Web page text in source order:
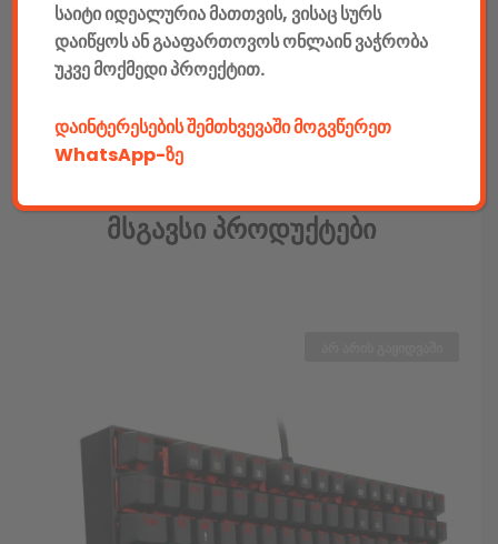
Facebook კომენტარები
Მსგავსი Პროდუქტები
საიტი იდეალურია მათთვის, ვისაც სურს
დაიწყოს ან გააფართოვოს ონლაინ ვაჭრობა
უკვე მოქმედი პროექტით.
დაინტერესების შემთხვევაში მოგვწერეთ
WhatsApp-ზე